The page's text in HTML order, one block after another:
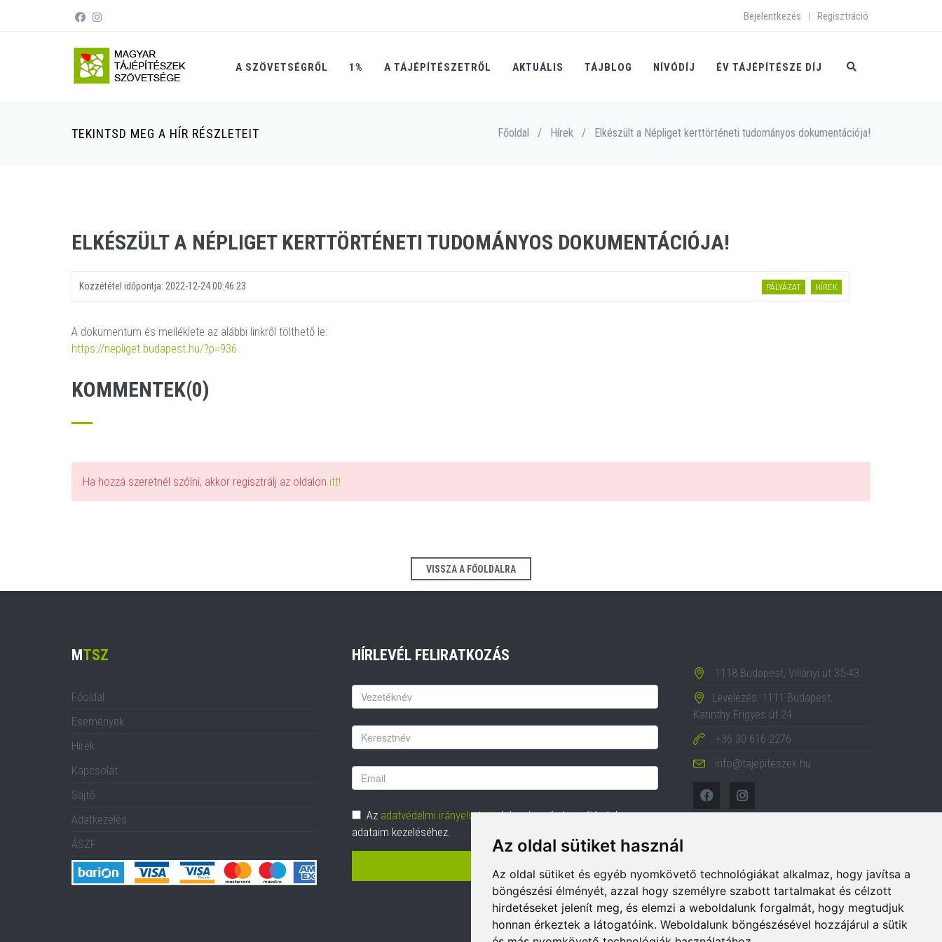
Az oldal sütiket használ
Az oldal sütiket és egyéb nyomkövető technológiákat alkalmaz, hogy javítsa a
böngészési élményét, azzal hogy személyre szabott tartalmakat és célzott
hirdetéseket jelenít meg, és elemzi a weboldalunk forgalmát, hogy megtudjuk
honnan érkeztek a látogatóink. Weboldalunk böngészésével hozzájárul a sütik
Bejelentkezés | Regisztráció
A SZÖVETSÉGRŐL 1% A TÁJÉPÍTÉSZETRŐL AKTUÁLIS TÁJBLOG NÍVÓDÍJ ÉV TÁJÉPÍTÉSZE DÍJ
TEKINTSD MEG A HÍR RÉSZLETEIT Főoldal / Hírek / Elkészült a Népliget kerttörténeti tudományos dokumentációja!
ELKÉSZÜLT A NÉPLIGET KERTTÖRTÉNETI TUDOMÁNYOS DOKUMENTÁCIÓJA!
Közzététel időpontja: 2022-12-24 00:46:23 PÁLYÁZAT HÍREK
A dokumentum és melléklete az alábbi linkről tölthető le:
https://nepliget.budapest.hu/?p=936
KOMMENTEK(0)
Ha hozzá szeretnél szólni, akkor regisztrálj az oldalon itt!
VISSZA A FŐOLDALRA
MTSZ
Főoldal
Események
Hírek
Kapcsolat
Sajtó
Adatkezelés
ÁSZF
HÍRLEVÉL FELIRATKOZÁS
Keresztnév
Vezetéknév
Email
cím
Adatvédelem
Az adatvédelmi irányelveketelolvastam és hozzájárulok
adataim kezeléséhez.
1118 Budapest, Villányi út 35-43.
Levelezés: 1111 Budapest,
Karinthy Frigyes út 24.
+36 30 616-2276
info@tajepiteszek.hu